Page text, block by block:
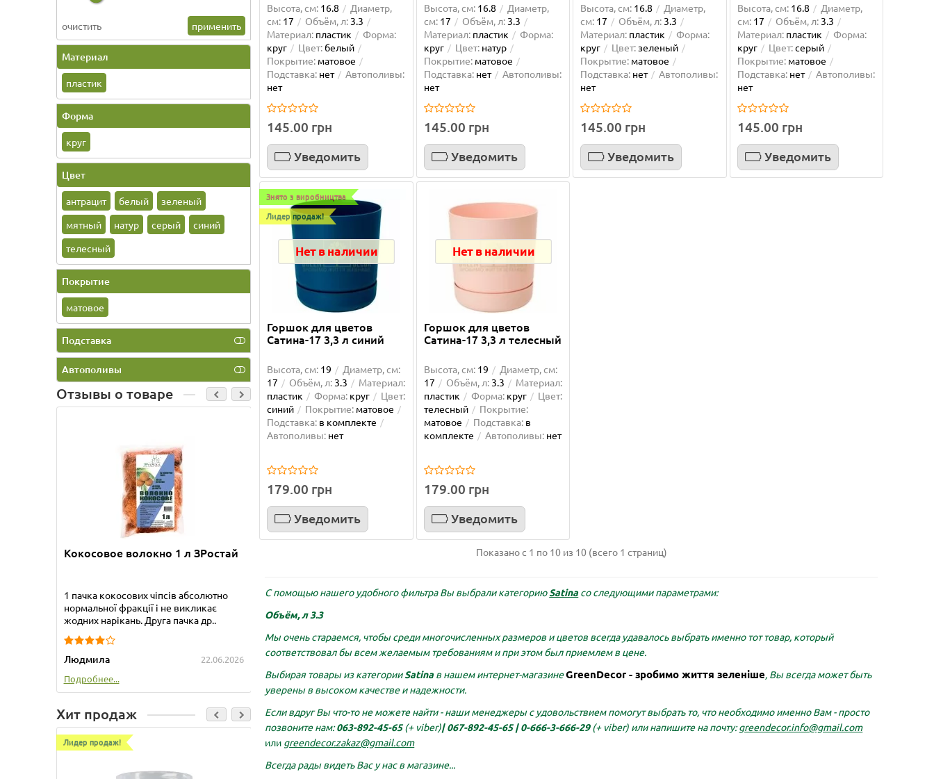
очистить применить
Материал
пластик
Форма
круг
Цвет
антрацит белый
зеленый
мятный
натур серый
синий
телесный
Покрытие
матовое
Подставка
Автополивы
Отзывы о товаре
Кокосовое волокно 1 л ЗРостай
1 пачка кокосових чіпсів абсолютно
нормальної фракції і не викликає
жодних нарікань. Друга пачка др..
Людмила
22.06.2026
Подробнее...
Бамбуковая лесенка 180 см
Приобрела опоры уже второй раз, они
прекрасны! Доставка очень быстрая,
упаковано отлично! Рекомендую..
Татьяна
01.06.2026
Опора для орхидей оранжевая
61 см
посаджені у них а їх більше 30..
Олена Муляр
Подробнее...
Хит продаж
Лидер продаж! Лидер продаж!
Высота, см: 16.8
Диаметр,
см: 17 Объём, л: 3.3
Материал: пластик
Форма:
круг
Цвет:белый
Покрытие: матовое
Подставка: нет
Автополивы:
нет
145.00 грн
Уведомить
Высота, см: 16.8
Диаметр,
см: 17 Объём, л: 3.3
Материал: пластик
Форма:
круг
Цвет: натур
Покрытие: матовое
Подставка: нет
Автополивы:
нет
145.00 грн
Уведомить
Высота, см: 16.8
Диаметр,
см: 17 Объём, л: 3.3
Материал: пластик
Форма:
круг
Цвет:зеленый
Покрытие: матовое
Подставка: нет
Автополивы:
нет
145.00 грн
Уведомить
Высота, см: 16.8
Диаметр,
см: 17 Объём, л: 3.3
Материал: пластик
Форма:
круг
Цвет:серый
Покрытие: матовое
Подставка: нет
Автополивы:
нет
145.00 грн
Уведомить
Знято з виробництва
Лидер продаж!
Нет в наличии
Горшок для цветов
Сатина-17 3,3 л синий
Высота, см: 19
Диаметр, см:
17
Объём, л: 3.3
Материал:
пластик
Форма: круг
Цвет:
синий
Покрытие: матовое
Подставка: в комплекте
Автополивы: нет
179.00 грн
Уведомить
Нет в наличии
Горшок для цветов
Сатина-17 3,3 л телесный
Высота, см: 19
Диаметр, см:
17
Объём, л: 3.3
Материал:
пластик
Форма: круг
Цвет:
телесный
Покрытие:
матовое
Подставка: в
комплекте
Автополивы: нет
179.00 грн
Уведомить
Показано с 1 по 10 из 10 (всего 1 страниц)
С помощью нашего удобного фильтра Вы выбрали категориюSatina со следующими параметрами:
Объём, л 3.3
Мы очень стараемся, чтобы среди многочисленных размеров и цветов всегда удавалось выбрать именно тот товар, который
соответствовал бы всем желаемым требованиям и при этом был приемлем в цене.
Выбирая товары из категорииSatina в нашем интернет-магазинеGreenDecor - зробимо життя зеленіше, Вы всегда может быть
уверены в высоком качестве и надежности.
Если вдруг Вы что-то не можете найти - наши менеджеры с удовольствием помогут выбрать то, что необходимо именно Вам - просто
позвоните нам:063-892-45-65(+ viber)|067-892-45-65 | 0-666-3-666-29(+ viber) или напишите на почту:greendecor.info@gmail.com
или greendecor.zakaz@gmail.com
Всегда рады видеть Вас у нас в магазине...